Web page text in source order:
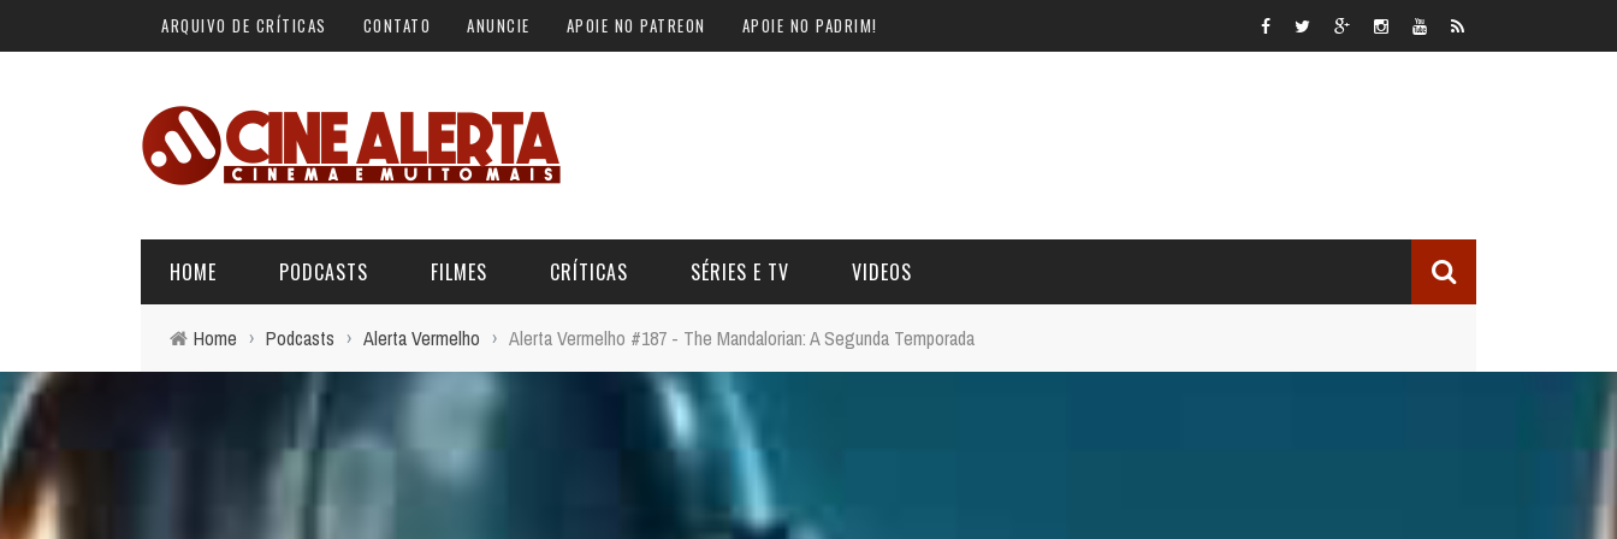
ARQUIVO DE CRÍTICAS CONTATO ANUNCIE APOIE NO PATREON APOIE NO PADRIM!
HOME PODCASTS FILMES CRÍTICAS SÉRIES E TV VIDEOS
Home › Podcasts › Alerta Vermelho › Alerta Vermelho #187 - The Mandalorian: A Segunda Temporada